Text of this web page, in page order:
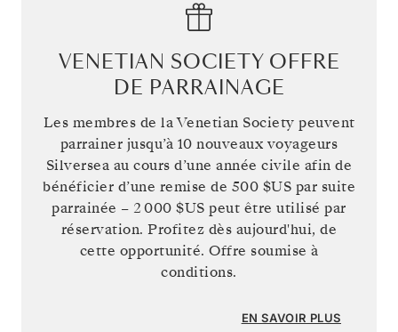
VENETIAN SOCIETY OFFRE
DE PARRAINAGE
Les membres de la Venetian Society peuvent
parrainer jusqu’à 10 nouveaux voyageurs
Silversea au cours d’une année civile afin de
bénéficier d’une remise de 500 $US par suite
parrainée – 2 000 $US peut être utilisé par
réservation. Profitez dès aujourd'hui, de
cette opportunité. Offre soumise à
conditions.
EN SAVOIR PLUS